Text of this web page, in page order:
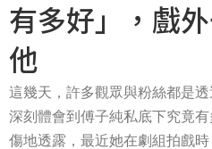
有多好」，戲
他
這幾天，許多觀眾與粉絲都是
深刻體會到傅子純私底下究竟
傷地透露，最近她在劇組拍戲